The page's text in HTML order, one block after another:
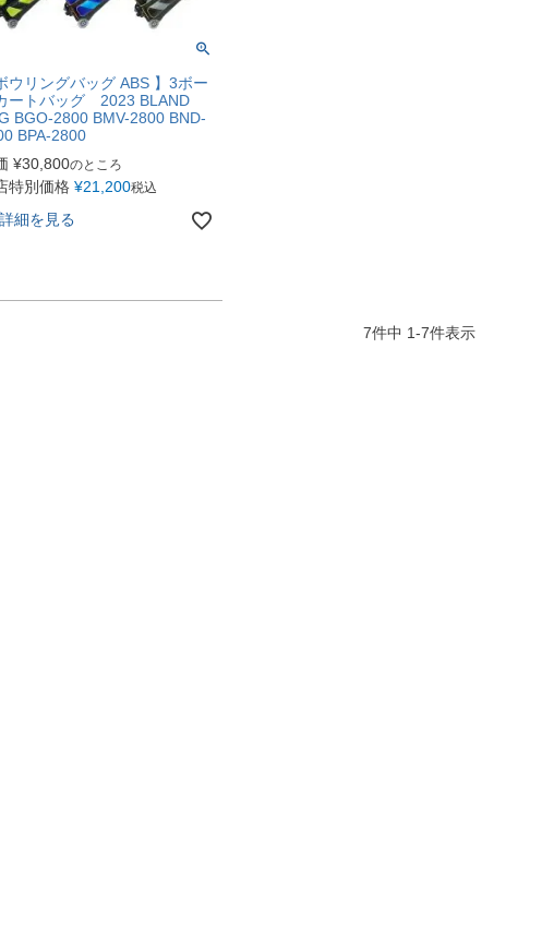
ウリングバッグ ABS 】3ボー
ートバッグ 2023 BLAND
BGO-2800 BMV-2800 BND-
BPA-2800
¥30,800のところ
特別価格 ¥21,200税込
詳細を見る
7件中 1-7件表示